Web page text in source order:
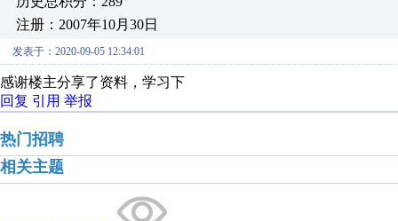
注册：2007年10月30日
发表于：2020-09-05 12:34:01
感谢楼主分享了资料，学习下
回复 引用 举报
热门招聘
相关主题